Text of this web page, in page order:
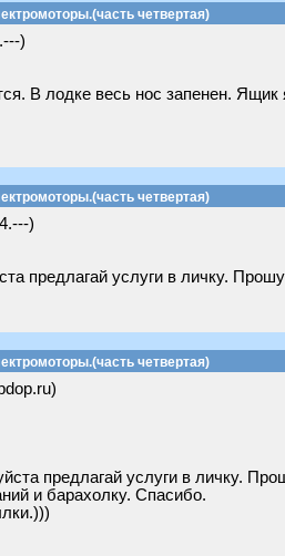
четвертая)
)
В лодке весь нос запенен.
четвертая)
)
предлагай услуги в личку.
четвертая)
предлагай услуги в личку.
и барахолку. Спасибо.